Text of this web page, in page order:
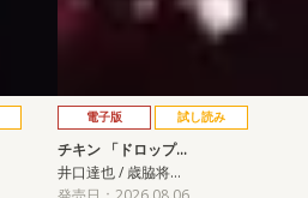
電子版 試し読み
チキン 「ドロップ…
井口達也 / 歳脇将…